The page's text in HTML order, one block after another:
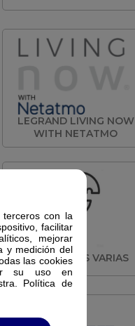
con la
facilitar
mejorar
y medición del
las cookies
su uso en
Política de
LEGRAND LIVING NOW
WITH NETATMO
SOLUCIONES VARIAS